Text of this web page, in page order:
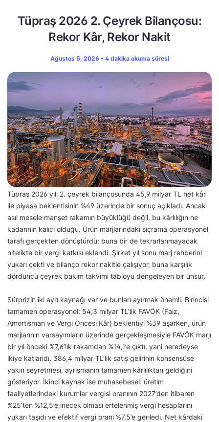
Tüpraş 2026 2. Çeyrek Bilançosu:
Rekor Kâr, Rekor Nakit
Ağustos 5, 2026 • 4 dakika okuma süresi
Tüpraş 2026 yılı 2. çeyrek bilançosunda 45,9 milyar TL net kâr
ile piyasa beklentisinin %49 üzerinde bir sonuç açıkladı. Ancak
asıl mesele manşet rakamın büyüklüğü değil, bu kârlılığın ne
kadarının kalıcı olduğu. Ürün marjlarındaki sıçrama operasyonel
tarafı gerçekten dönüştürdü; buna bir de tekrarlanmayacak
nitelikte bir vergi katkısı eklendi. Şirket yıl sonu marj rehberini
yukarı çekti ve bilanço rekor nakitle çalışıyor, buna karşılık
dördüncü çeyrek bakım takvimi tabloyu dengeleyen bir unsur.
Sürprizin iki ayrı kaynağı var ve bunları ayırmak önemli. Birincisi
tamamen operasyonel: 54,3 milyar TL’lik FAVÖK (Faiz,
Amortisman ve Vergi Öncesi Kâr) beklentiyi %39 aşarken, ürün
marjlarının varsayımların üzerinde gerçekleşmesiyle FAVÖK marjı
bir yıl önceki %7,6’lık rakamdan %14,1’e çıktı, yani neredeyse
ikiye katlandı. 386,4 milyar TL’lik satış gelirinin konsensüse
yakın seyretmesi, ayrışmanın tamamen kârlılıktan geldiğini
gösteriyor. İkinci kaynak ise muhasebesel: üretim
faaliyetlerindeki kurumlar vergisi oranının 2027’den itibaren
%25’ten %12,5’e inecek olması ertelenmiş vergi hesaplarını
yukarı taşıdı ve efektif vergi oranı %7,5’e geriledi. Net kârdaki